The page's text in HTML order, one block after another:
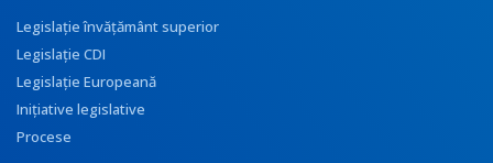
Legislație învățământ superior
Legislație CDI
Legislație Europeană
Inițiative legislative
Procese